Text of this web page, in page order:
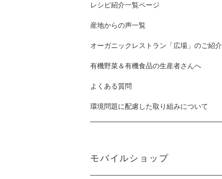
レシピ紹介一覧ページ
産地からの声一覧
オーガニックレストラン「広場」のご紹介
有機野菜＆有機食品の生産者さんへ
よくある質問
環境問題に配慮した取り組みについて
モバイルショップ